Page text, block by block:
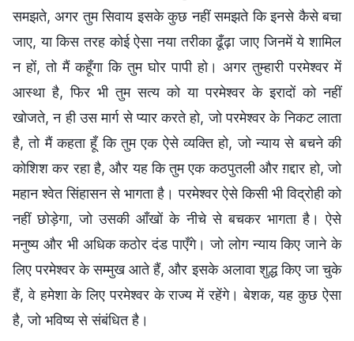
समझते, अगर तुम सिवाय इसके कुछ नहीं समझते कि इनसे कैसे बचा
जाए, या किस तरह कोई ऐसा नया तरीका ढूँढ़ा जाए जिनमें ये शामिल
न हों, तो मैं कहूँगा कि तुम घोर पापी हो। अगर तुम्हारी परमेश्वर में
आस्था है, फिर भी तुम सत्य को या परमेश्वर के इरादों को नहीं
खोजते, न ही उस मार्ग से प्यार करते हो, जो परमेश्वर के निकट लाता
है, तो मैं कहता हूँ कि तुम एक ऐसे व्यक्ति हो, जो न्याय से बचने की
कोशिश कर रहा है, और यह कि तुम एक कठपुतली और ग़द्दार हो, जो
महान श्वेत सिंहासन से भागता है। परमेश्वर ऐसे किसी भी विद्रोही को
नहीं छोड़ेगा, जो उसकी आँखों के नीचे से बचकर भागता है। ऐसे
मनुष्य और भी अधिक कठोर दंड पाएँगे। जो लोग न्याय किए जाने के
लिए परमेश्वर के सम्मुख आते हैं, और इसके अलावा शुद्ध किए जा चुके
हैं, वे हमेशा के लिए परमेश्वर के राज्य में रहेंगे। बेशक, यह कुछ ऐसा
है, जो भविष्य से संबंधित है।